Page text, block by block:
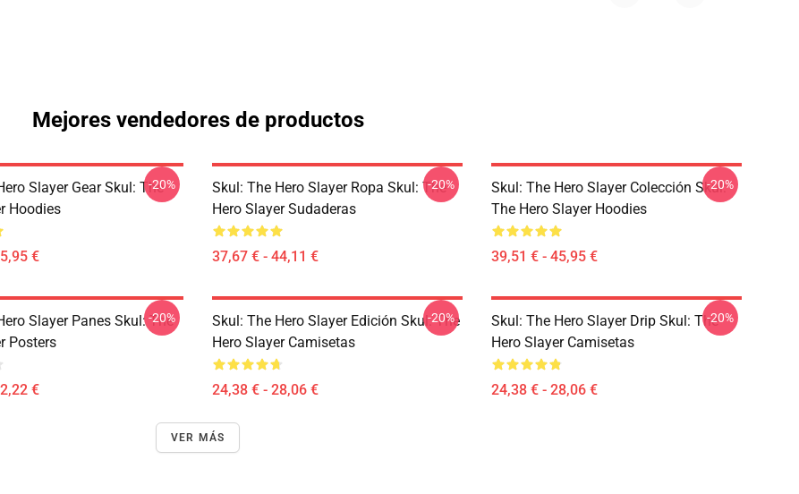
Mejores vendedores de productos
Slayer Gear Skul: The
Hoodies
€
-20%
Skul: The Hero Slayer Ropa Skul: The
Hero Slayer Sudaderas
37,67 € - 44,11 €
-20%
Skul: The Hero Slayer Colección Skul:
The Hero Slayer Hoodies
39,51 € - 45,95 €
-20%
Slayer Panes Skul: The
Posters
€
-20%
Skul: The Hero Slayer Edición Skul: The
Hero Slayer Camisetas
24,38 € - 28,06 €
-20%
Skul: The Hero Slayer Drip Skul: The
Hero Slayer Camisetas
24,38 € - 28,06 €
-20%
VER MÁS